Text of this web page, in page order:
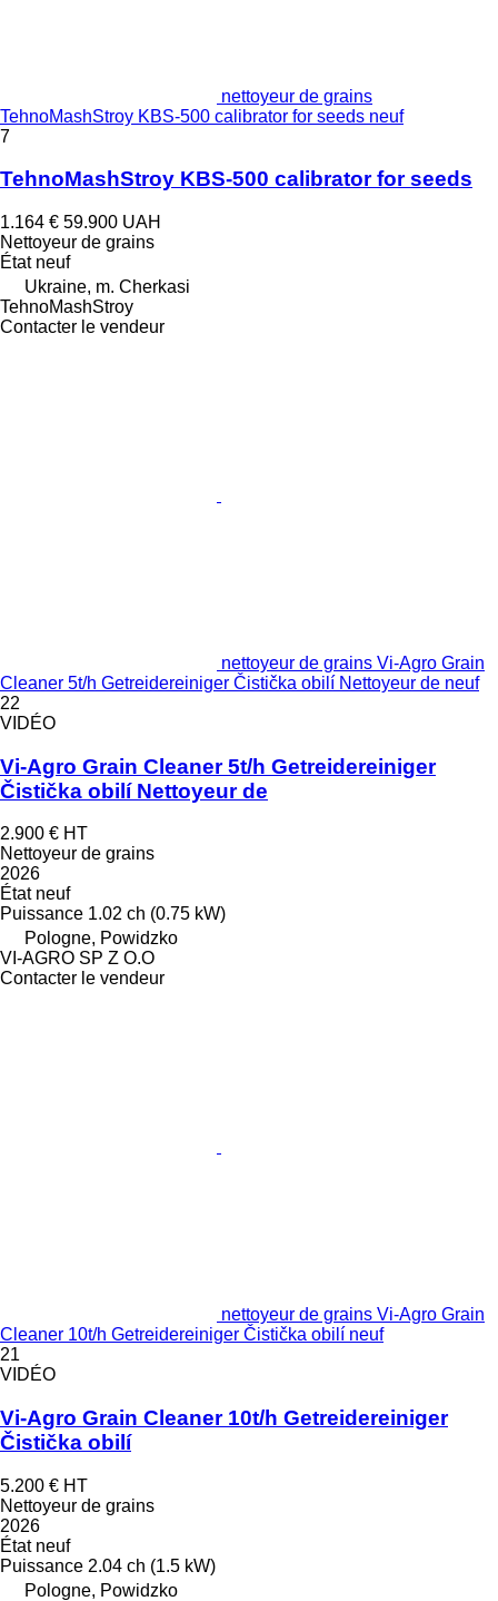
nettoyeur de grains
TehnoMashStroy KBS-500 calibrator for seeds neuf
7
TehnoMashStroy KBS-500 calibrator for seeds
1.164 € 59.900 UAH
Nettoyeur de grains
Étatneuf
Ukraine, m. Cherkasi
TehnoMashStroy
Contacter le vendeur
nettoyeur de grains Vi-Agro Grain
Cleaner 5t/h Getreidereiniger Čistička obilí Nettoyeur de neuf
22
VIDÉO
Vi-Agro Grain Cleaner 5t/h Getreidereiniger
Čistička obilí Nettoyeur de
2.900 € HT
Nettoyeur de grains
2026
Étatneuf
Puissance 1.02 ch (0.75 kW)
Pologne, Powidzko
VI-AGRO SP Z O.O
Contacter le vendeur
nettoyeur de grains Vi-Agro Grain
Cleaner 10t/h Getreidereiniger Čistička obilí neuf
21
VIDÉO
Vi-Agro Grain Cleaner 10t/h Getreidereiniger
Čistička obilí
5.200 € HT
Nettoyeur de grains
2026
Étatneuf
Puissance 2.04 ch (1.5 kW)
Pologne, Powidzko